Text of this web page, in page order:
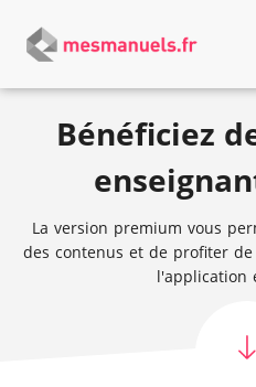
Bénéficiez
La version premium vous
des contenus et de profiter
l'application